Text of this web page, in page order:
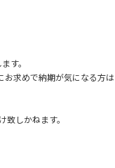
す。
お求めで納期が気になる方は
しかねます。